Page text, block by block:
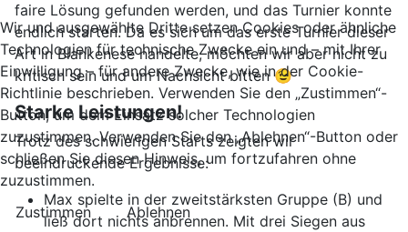
faire Lösung gefunden werden, und das Turnier konnte
endlich starten. Da es sich um das erste Turnier dieser
Art in Blankenese handelte, möchten wir aber nicht zu
kritisch sein und um Nachsicht bitten 😉
Starke Leistungen!
Trotz des schwierigen Starts zeigten wir
beeindruckende Ergebnisse:
Max spielte in der zweitstärksten Gruppe (B) und
ließ dort nichts anbrennen. Mit drei Siegen aus
Wir und ausgewählte Dritte setzen Cookies oder ähnliche
Technologien für technische Zwecke ein und – mit Ihrer
Einwilligung – für andere Zwecke, wie in der Cookie-
Richtlinie beschrieben. Verwenden Sie den „Zustimmen“-
Button, um dem Einsatz solcher Technologien
zuzustimmen. Verwenden Sie den „Ablehnen“-Button oder
schließen Sie diesen Hinweis, um fortzufahren ohne
zuzustimmen.
Zustimmen
Ablehnen